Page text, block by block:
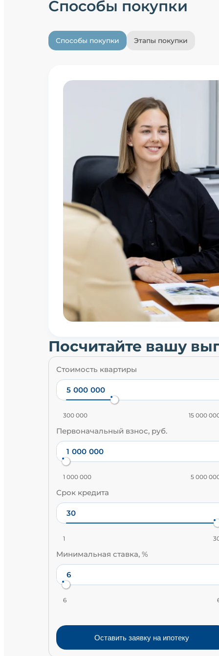
Способы покупки
Способы покупки Этапы покупки
Посчитайте вашу
Стоимость квартиры
300 000 15 000
Первоначальный взнос, руб.
1 000 000 5 000
Срок кредита
1
Минимальная ставка, %
6
Оставить заявку на ипотеку